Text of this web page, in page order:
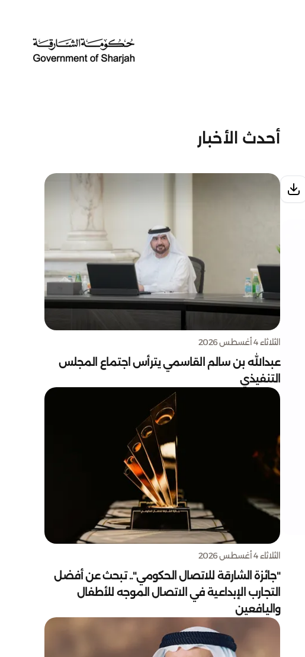
أحدث الأخبار
الثلاثاء 4 أغسطس 2026
عبدالله بن سالم القاسمي يترأس اجتماع المجلس
التنفيذي
الثلاثاء 4 أغسطس 2026
"جائزة الشارقة للاتصال الحكومي".. تبحث عن أفضل
التجارب الإبداعية في الاتصال الموجه للأطفال
واليافعين